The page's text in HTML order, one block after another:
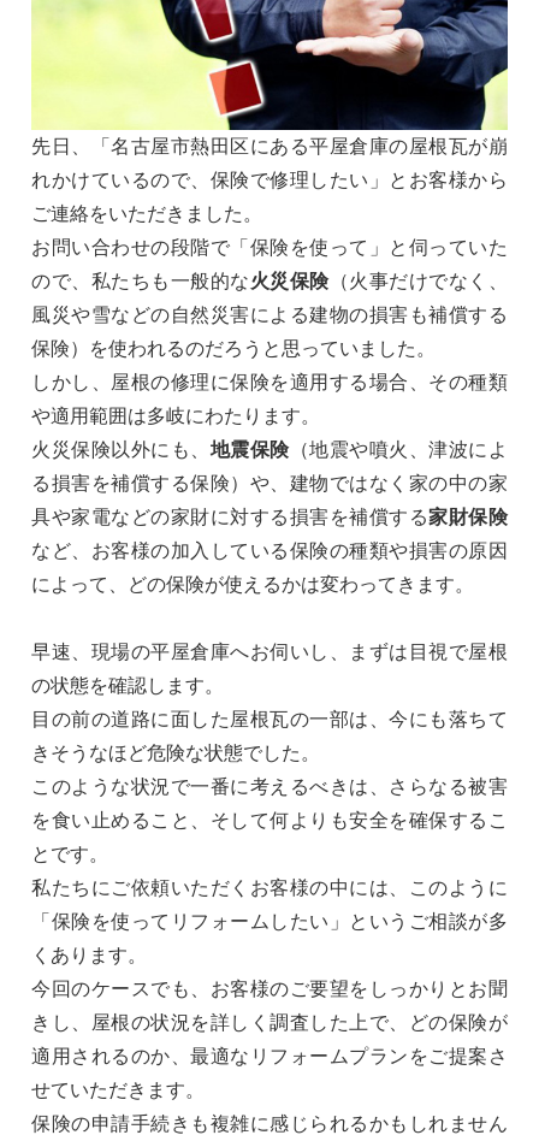
先日、「名古屋市熱田区にある平屋倉庫の屋根瓦が崩
れかけているので、保険で修理したい」とお客様から
ご連絡をいただきました。
お問い合わせの段階で「保険を使って」と伺っていた
ので、私たちも一般的な火災保険（火事だけでなく、
風災や雪などの自然災害による建物の損害も補償する
保険）を使われるのだろうと思っていました。
しかし、屋根の修理に保険を適用する場合、その種類
や適用範囲は多岐にわたります。
火災保険以外にも、 地震保険（地震や噴火、津波によ
る損害を補償する保険）や、建物ではなく家の中の家
具や家電などの家財に対する損害を補償する家財保険
など、お客様の加入している保険の種類や損害の原因
によって、どの保険が使えるかは変わってきます。
早速、現場の平屋倉庫へお伺いし、まずは目視で屋根
の状態を確認します。
目の前の道路に面した屋根瓦の一部は、今にも落ちて
きそうなほど危険な状態でした。
このような状況で一番に考えるべきは、さらなる被害
を食い止めること、そして何よりも安全を確保するこ
とです。
私たちにご依頼いただくお客様の中には、このように
「保険を使ってリフォームしたい」というご相談が多
くあります。
今回のケースでも、お客様のご要望をしっかりとお聞
きし、屋根の状況を詳しく調査した上で、どの保険が
適用されるのか、最適なリフォームプランをご提案さ
せていただきます。
保険の申請手続きも複雑に感じられるかもしれません